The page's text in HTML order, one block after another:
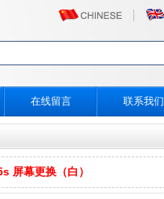
在线留言 联系我们
屏幕更换（白）